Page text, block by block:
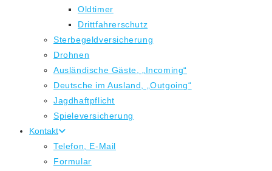
Oldtimer
Drittfahrerschutz
Sterbegeldversicherung
Drohnen
Ausländische Gäste, „Incoming“
Deutsche im Ausland, „Outgoing“
Jagdhaftpflicht
Spieleversicherung
Kontakt
Telefon, E-Mail
Formular